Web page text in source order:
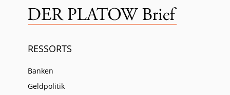
RESSORTS
Banken
Geldpolitik